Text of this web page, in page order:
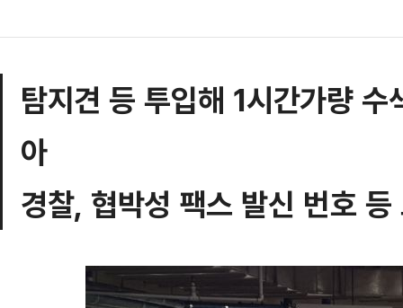
탐지견 등 투입해 1시간가량
아
경찰, 협박성 팩스 발신 번호